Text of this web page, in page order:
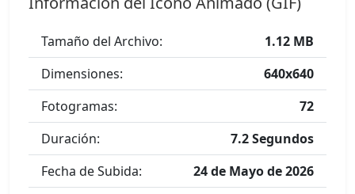
Tamaño del Archivo:
1.12 MB
Dimensiones:
640x640
Fotogramas:
72
Duración:
7.2 Segundos
Fecha de Subida:
24 de Mayo de 2026